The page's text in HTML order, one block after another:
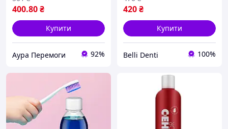
400.80₴
Купити
Аура Перемоги 92%
420₴
Купити
Belli Denti 100%